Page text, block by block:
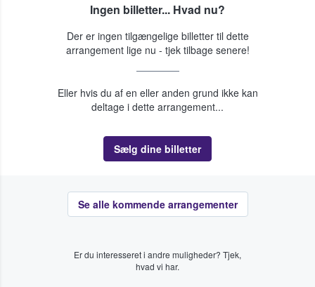
Ingen billetter... Hvad nu?
Der er ingen tilgængelige billetter til dette
arrangement lige nu - tjek tilbage senere!
Eller hvis du af en eller anden grund ikke kan
deltage i dette arrangement...
Sælg dine billetter
Se alle kommende arrangementer
Er du interesseret i andre muligheder? Tjek,
hvad vi har.